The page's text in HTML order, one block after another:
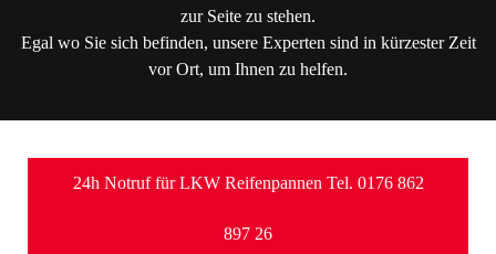
zur Seite zu stehen.
Egal wo Sie sich befinden, unsere Experten sind in kürzester Zeit
vor Ort, um Ihnen zu helfen.
24h Notruf für LKW Reifenpannen Tel. 0176 862
897 26